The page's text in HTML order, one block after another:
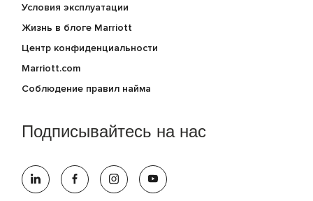
Условия эксплуатации
Жизнь в блоге Marriott
Центр конфиденциальности
Marriott.com
Соблюдение правил найма
Подписывайтесь на нас